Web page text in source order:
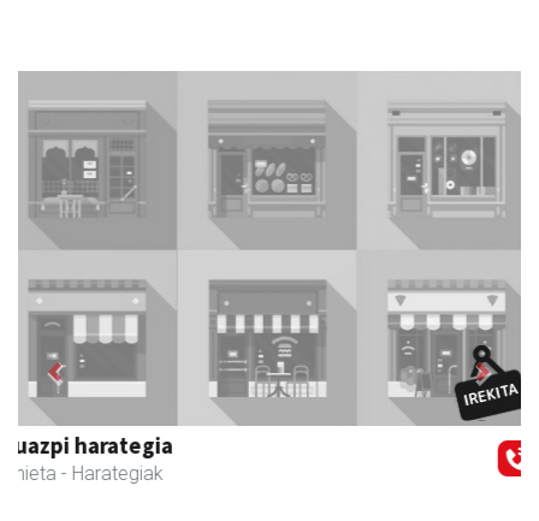
Osane belar eta eko denda
Urnieta - Akupuntura
Previous Next